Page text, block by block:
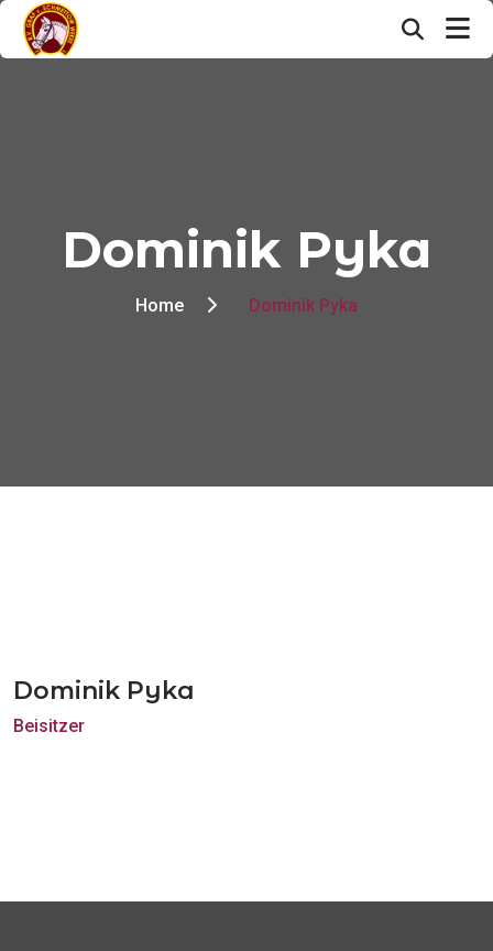
Dominik Pyka
Home Dominik Pyka
Dominik Pyka
Beisitzer